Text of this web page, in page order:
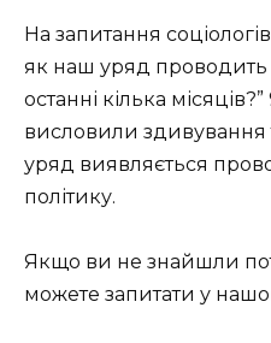
На запитання
як наш уряд проводить
останні кілька
висловили
уряд виявляється
політику.
Якщо ви не знайшли
можете запитати у